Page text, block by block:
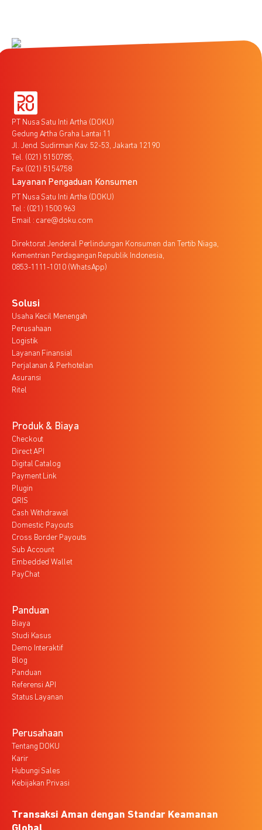
PT Nusa Satu Inti Artha (DOKU)
Gedung Artha Graha Lantai 11
Jl. Jend. Sudirman Kav. 52-53, Jakarta 12190
Tel. (021) 5150785,
Fax (021) 5154758
Layanan Pengaduan Konsumen
PT Nusa Satu Inti Artha (DOKU)
Tel : (021) 1500 963
Email : care@doku.com
Direktorat Jenderal Perlindungan Konsumen dan Tertib Niaga,
Kementrian Perdagangan Republik Indonesia,
0853-1111-1010 (WhatsApp)
Solusi
Usaha Kecil Menengah
Perusahaan
Logistik
Layanan Finansial
Perjalanan & Perhotelan
Asuransi
Ritel
Produk & Biaya
Checkout
Direct API
Digital Catalog
Payment Link
Plugin
QRIS
Cash Withdrawal
Domestic Payouts
Cross Border Payouts
Sub Account
Embedded Wallet
PayChat
Panduan
Biaya
Studi Kasus
Demo Interaktif
Blog
Panduan
Referensi API
Status Layanan
Perusahaan
Tentang DOKU
Karir
Hubungi Sales
Kebijakan Privasi
Transaksi Aman dengan Standar Keamanan